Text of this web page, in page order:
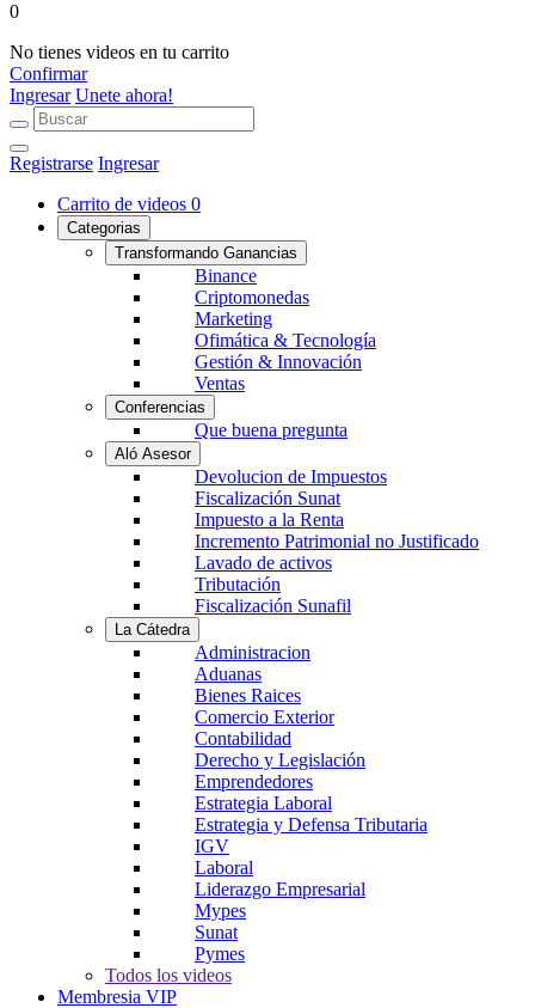
0
No tienes videos en tu carrito
Confirmar
Ingresar Unete ahora!
Registrarse Ingresar
Carrito de videos 0
Categorias
Transformando Ganancias
Binance
Criptomonedas
Marketing
Ofimática & Tecnología
Gestión & Innovación
Ventas
Conferencias
Que buena pregunta
Aló Asesor
Devolucion de Impuestos
Fiscalización Sunat
Impuesto a la Renta
Incremento Patrimonial no Justificado
Lavado de activos
Tributación
Fiscalización Sunafil
La Cátedra
Administracion
Aduanas
Bienes Raices
Comercio Exterior
Contabilidad
Derecho y Legislación
Emprendedores
Estrategia Laboral
Estrategia y Defensa Tributaria
IGV
Laboral
Liderazgo Empresarial
Mypes
Sunat
Pymes
Todos los videos
Membresia VIP